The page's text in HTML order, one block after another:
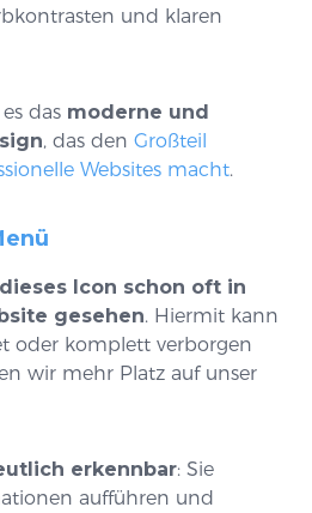
und klaren
das moderne und
, das den Großteil
Websites macht.
dieses Icon schon oft in
gesehen. Hiermit kann
oder komplett verborgen
wir mehr Platz auf unser
erkennbar: Sie
aufführen und